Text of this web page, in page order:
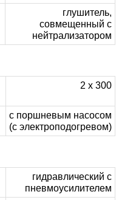
глушитель,
совмещенный с
нейтрализатором
2 x 300
с поршневым насосом
(с электроподогревом)
гидравлический с
пневмоусилителем